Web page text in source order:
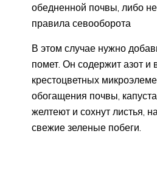
обедненной почвы, либо
правила севооборота
В этом случае нужно
помет. Он содержит азот и
крестоцветных
обогащения почвы,
желтеют и сохнут листья,
свежие зеленые побеги.